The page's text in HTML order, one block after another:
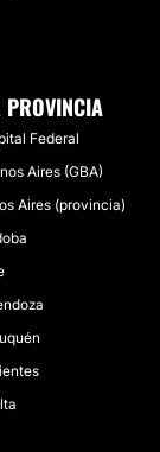
PROVINCIA
Federal
Aires (GBA)
Aires (provincia)